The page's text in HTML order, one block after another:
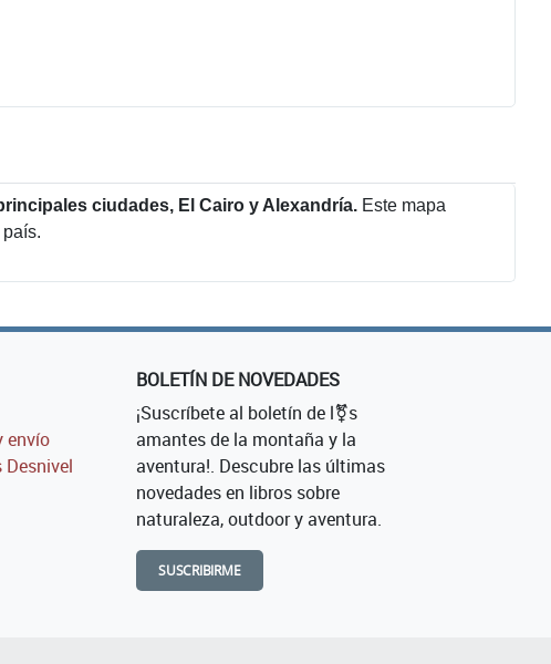
ciudades, El Cairo y Alexandría. Este mapa
envío
BOLETÍN DE NOVEDADES
¡Suscríbete al boletín de l⚧s
amantes de la montaña y la
aventura!. Descubre las últimas
novedades en libros sobre
naturaleza, outdoor y aventura.
SUSCRIBIRME